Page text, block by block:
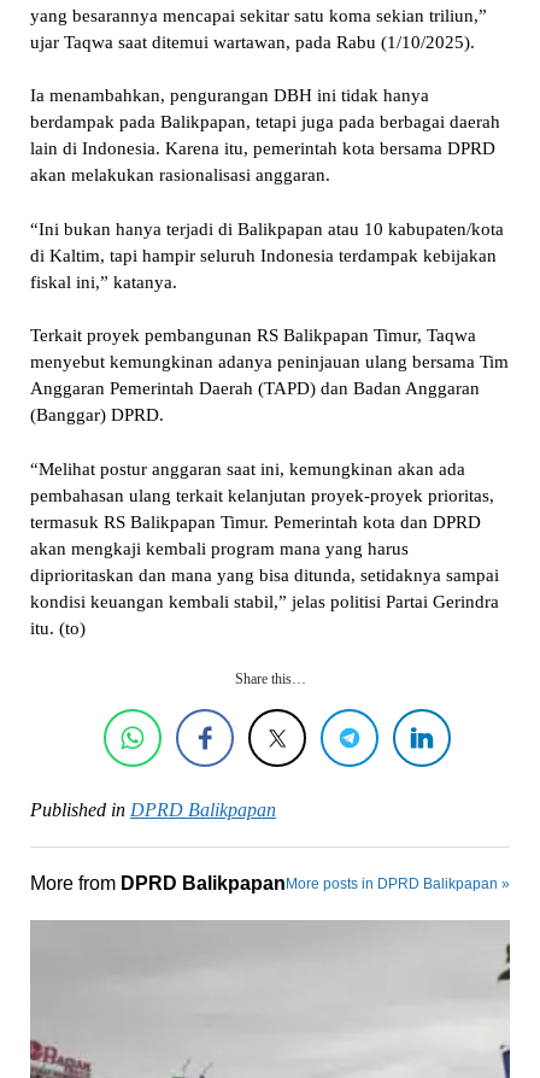
yang besarannya mencapai sekitar satu koma sekian triliun,”
ujar Taqwa saat ditemui wartawan, pada Rabu (1/10/2025).
Ia menambahkan, pengurangan DBH ini tidak hanya
berdampak pada Balikpapan, tetapi juga pada berbagai daerah
lain di Indonesia. Karena itu, pemerintah kota bersama DPRD
akan melakukan rasionalisasi anggaran.
“Ini bukan hanya terjadi di Balikpapan atau 10 kabupaten/kota
di Kaltim, tapi hampir seluruh Indonesia terdampak kebijakan
fiskal ini,” katanya.
Terkait proyek pembangunan RS Balikpapan Timur, Taqwa
menyebut kemungkinan adanya peninjauan ulang bersama Tim
Anggaran Pemerintah Daerah (TAPD) dan Badan Anggaran
(Banggar) DPRD.
“Melihat postur anggaran saat ini, kemungkinan akan ada
pembahasan ulang terkait kelanjutan proyek-proyek prioritas,
termasuk RS Balikpapan Timur. Pemerintah kota dan DPRD
akan mengkaji kembali program mana yang harus
diprioritaskan dan mana yang bisa ditunda, setidaknya sampai
kondisi keuangan kembali stabil,” jelas politisi Partai Gerindra
itu. (to)
Share this…
Published in DPRD Balikpapan
More from DPRD Balikpapan More posts in DPRD Balikpapan »